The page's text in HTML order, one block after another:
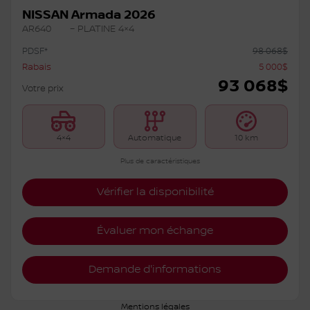
NISSAN Armada 2026
AR640
– PLATINE 4×4
PDSF*
98 068$
Rabais
5 000$
Votre prix
93 068$
4×4 Automatique 10 km
Plus de caractéristiques
Vérifier la disponibilité
Évaluer mon échange
Demande d'informations
Mentions légales